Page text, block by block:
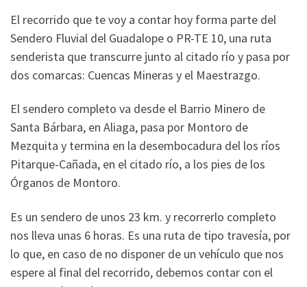
El recorrido que te voy a contar hoy forma parte del
Sendero Fluvial del Guadalope o PR-TE 10, una ruta
senderista que transcurre junto al citado río y pasa por
dos comarcas: Cuencas Mineras y el Maestrazgo.
El sendero completo va desde el Barrio Minero de
Santa Bárbara, en Aliaga, pasa por Montoro de
Mezquita y termina en la desembocadura del los ríos
Pitarque-Cañada, en el citado río, a los pies de los
Órganos de Montoro.
Es un sendero de unos 23 km. y recorrerlo completo
nos lleva unas 6 horas. Es una ruta de tipo travesía, por
lo que, en caso de no disponer de un vehículo que nos
espere al final del recorrido, debemos contar con el